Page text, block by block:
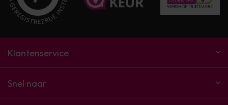
Klantenservice
Snel naar